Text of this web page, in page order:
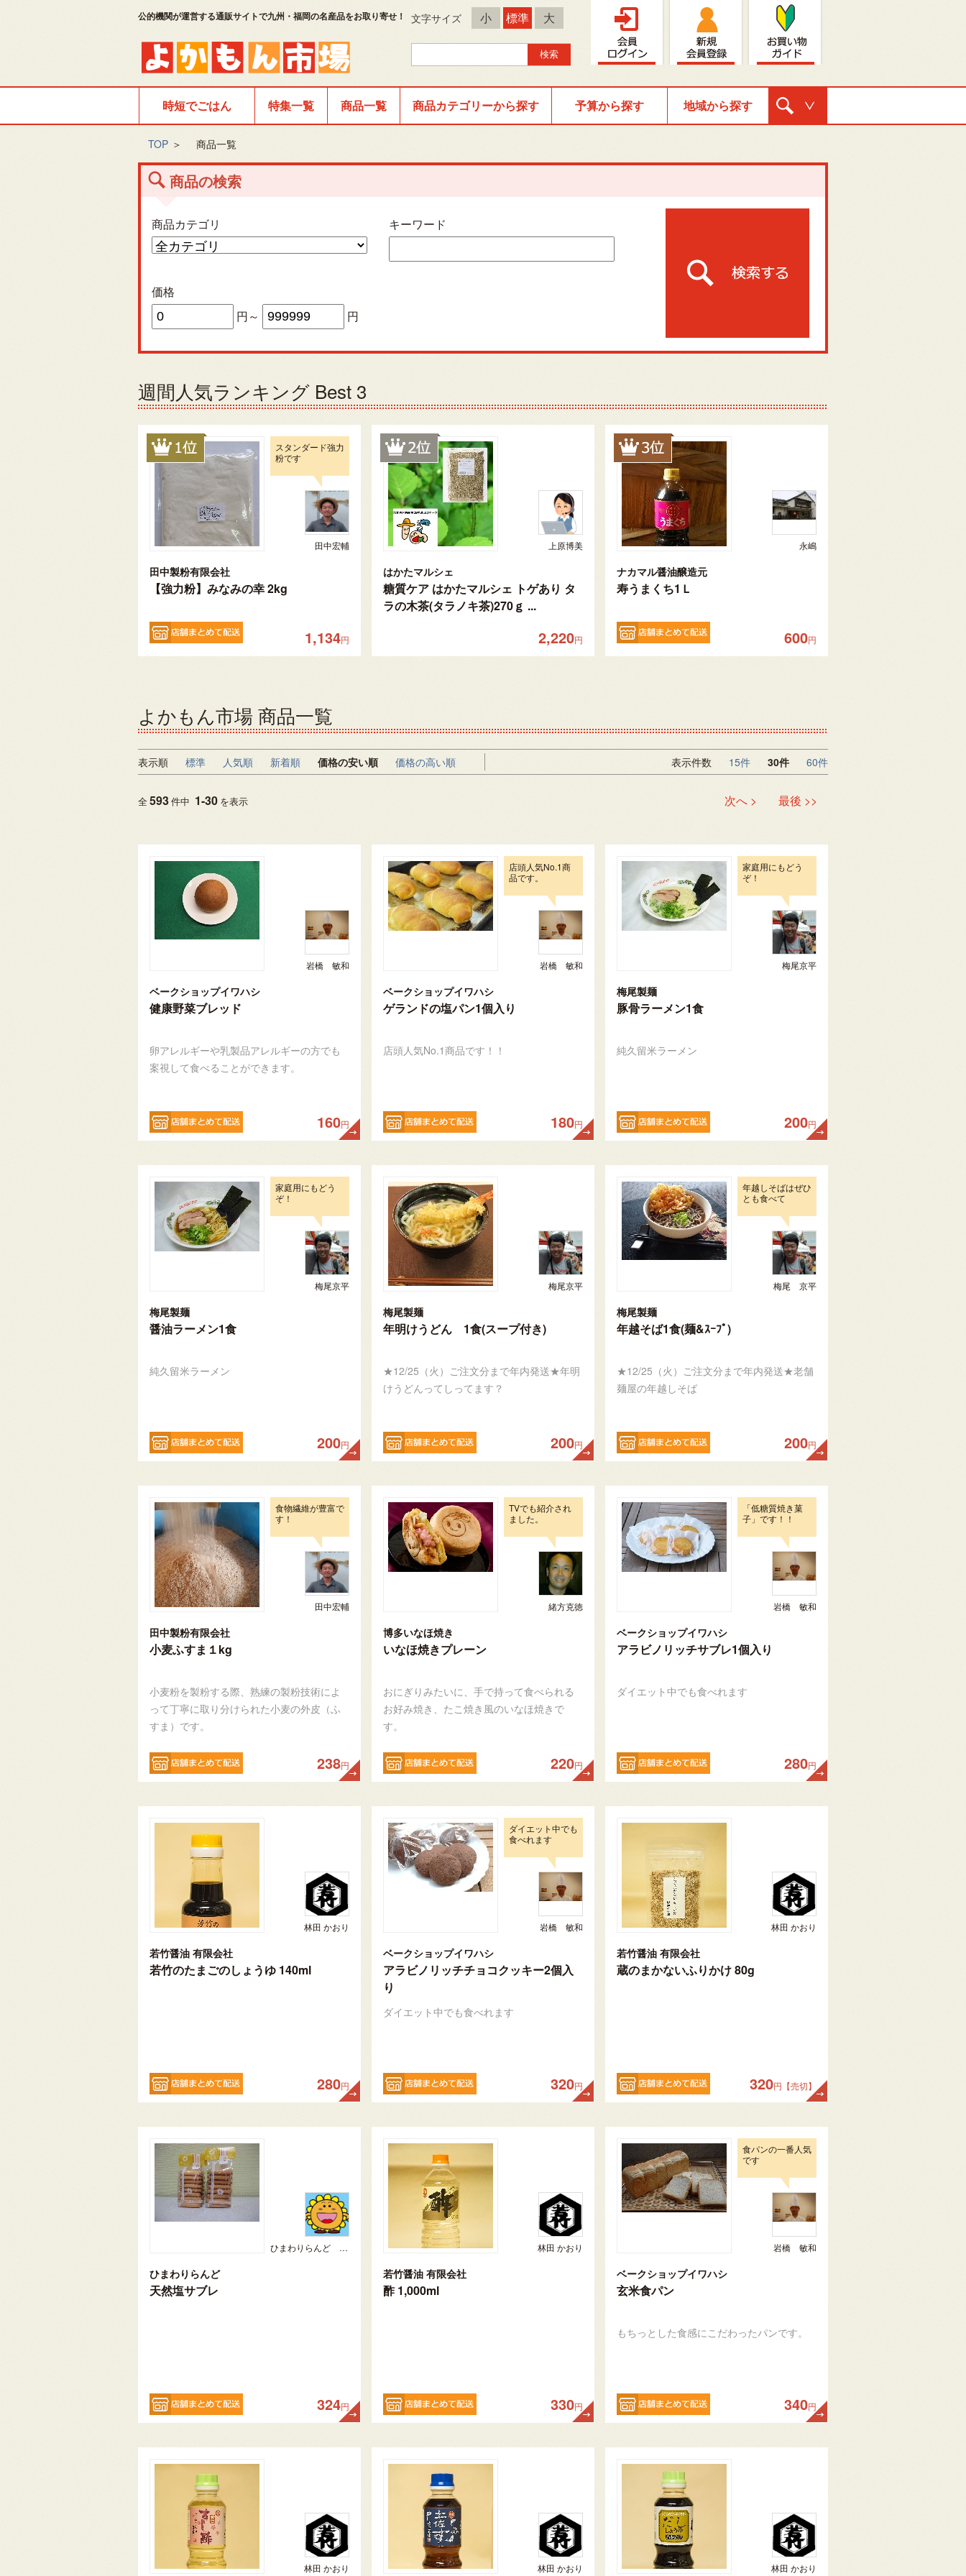
公的機関が運営する通販サイトで九州・福岡の名産品をお取り寄せ！ 文字サイズ 小 標準 大
時短でごはん 特集一覧 商品一覧 商品カテゴリーから探す 予算から探す 地域から探す
TOP ＞ 商品一覧
商品の検索
商品カテゴリ キーワード
価格
円～
円
週間人気ランキング Best 3
スタンダード強力
粉です
田中宏輔
田中製粉有限会社
【強力粉】みなみの幸 2kg
1,134円
上原博美
はかたマルシェ
糖質ケア はかたマルシェ トゲあり タ
ラの木茶(タラノキ茶)270ｇ ...
2,220円
永嶋
ナカマル醤油醸造元
寿うまくち1Ｌ
600円
よかもん市場 商品一覧
表示順 標準 人気順 新着順 価格の安い順 価格の高い順 表示件数 15件 30件 60件
全593件中 1-30 を表示 次へ > 最後 >>
岩橋 敏和
ベークショップイワハシ
健康野菜ブレッド
卵アレルギーや乳製品アレルギーの方でも
案視して食べることができます。
160円
店頭人気No.1商
品です。
岩橋 敏和
ベークショップイワハシ
ゲランドの塩パン1個入り
店頭人気No.1商品です！！
180円
家庭用にもどう
ぞ！
梅尾京平
梅尾製麺
豚骨ラーメン1食
純久留米ラーメン
200円
家庭用にもどう
ぞ！
梅尾京平
梅尾製麺
醤油ラーメン1食
純久留米ラーメン
200円
梅尾京平
梅尾製麺
年明けうどん 1食(スープ付き)
★12/25（火）ご注文分まで年内発送★年明
けうどんってしってます？
200円
年越しそばはぜひ
とも食べて
梅尾 京平
梅尾製麺
年越そば1食(麺&ｽｰﾌﾟ)
★12/25（火）ご注文分まで年内発送★老舗
麺屋の年越しそば
200円
食物繊維が豊富で
す！
田中宏輔
田中製粉有限会社
小麦ふすま１kg
小麦粉を製粉する際、熟練の製粉技術によ
って丁寧に取り分けられた小麦の外皮（ふ
すま）です。
238円
TVでも紹介され
ました。
緒方克徳
博多いなほ焼き
いなほ焼きプレーン
おにぎりみたいに、手で持って食べられる
お好み焼き、たこ焼き風のいなほ焼きで
す。
220円
「低糖質焼き菓
子」です！！
岩橋 敏和
ベークショップイワハシ
アラビノリッチサブレ1個入り
ダイエット中でも食べれます
280円
林田 かおり
若竹醤油 有限会社
若竹のたまごのしょうゆ 140ml
280円
ダイエット中でも
食べれます
岩橋 敏和
ベークショップイワハシ
アラビノリッチチョコクッキー2個入
り
ダイエット中でも食べれます
320円
林田 かおり
若竹醤油 有限会社
蔵のまかないふりかけ 80g
320円【売切】
ひまわりらんど おやま
ひまわりらんど
天然塩サブレ
324円
林田 かおり
若竹醤油 有限会社
酢 1,000ml
330円
食パンの一番人気
です
岩橋 敏和
ベークショップイワハシ
玄米食パン
もちっとした食感にこだわったパンです。
340円
林田 かおり 林田 かおり 林田 かおり